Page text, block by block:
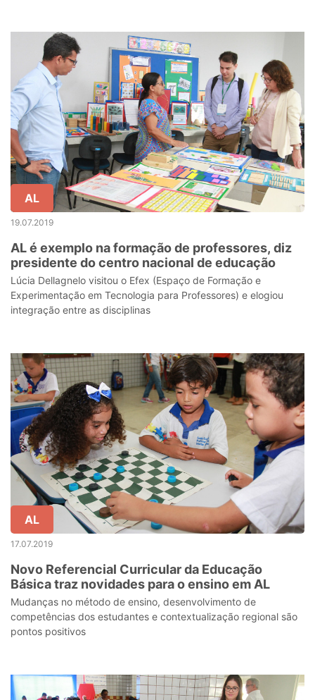
AL
19.07.2019
AL é exemplo na formação de professores, diz
presidente do centro nacional de educação
Lúcia Dellagnelo visitou o Efex (Espaço de Formação e
Experimentação em Tecnologia para Professores) e elogiou
integração entre as disciplinas
AL
17.07.2019
Novo Referencial Curricular da Educação
Básica traz novidades para o ensino em AL
Mudanças no método de ensino, desenvolvimento de
competências dos estudantes e contextualização regional são
pontos positivos